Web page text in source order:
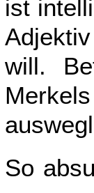
ist
will.
So